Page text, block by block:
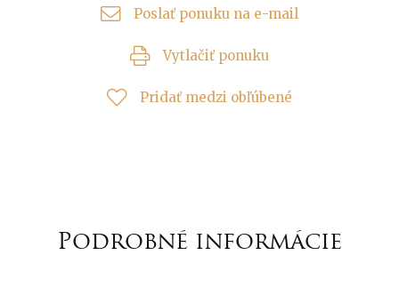
Poslať ponuku na e-mail
Vytlačiť ponuku
Pridať medzi obľúbené
Podrobné informácie